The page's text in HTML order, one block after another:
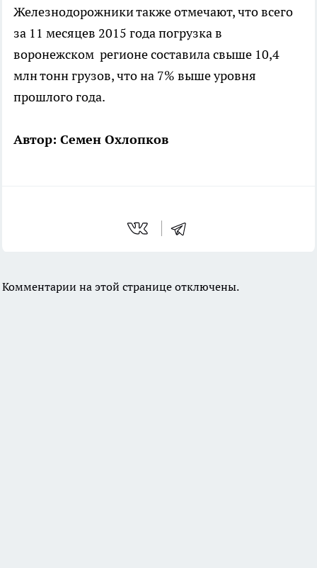
Железнодорожники также отмечают, что всего
за 11 месяцев 2015 года погрузка в
воронежском регионе составила свыше 10,4
млн тонн грузов, что на 7% выше уровня
прошлого года.
Автор: Семен Охлопков
Комментарии на этой странице отключены.